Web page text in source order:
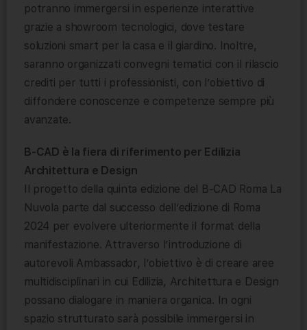
potranno immergersi in esperienze interattive
grazie a showroom tecnologici, dove testare
soluzioni smart per la casa e il giardino. Inoltre,
saranno organizzati convegni tematici con il rilascio
crediti per tutti i professionisti, con l’obiettivo di
diffondere conoscenze e competenze sempre più
avanzate.
B-CAD è la fiera di riferimento per Edilizia
Architettura e Design
Il progetto della quinta edizione del B-CAD Roma La
Nuvola parte dal successo dell’edizione di Roma
2024 per evolvere ulteriormente il format della
manifestazione. Attraverso l’introduzione di
autorevoli Ambassador, l’obiettivo è di creare aree
multidisciplinari in cui Edilizia, Architettura e Design
possano dialogare in maniera organica. In ogni
spazio strutturato sarà possibile immergersi in